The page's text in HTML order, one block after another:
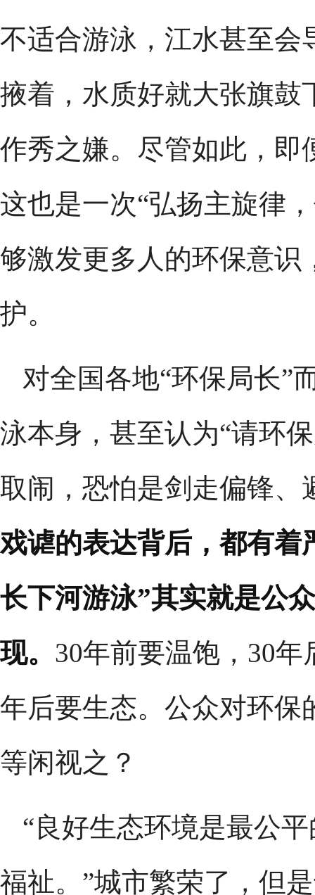
不适合游泳，江水甚至会
掖着，水质好就大张旗鼓
作秀之嫌。尽管如此，即
这也是一次“弘扬主旋律
够激发更多人的环保意识
护。
对全国各地“环保局长”
泳本身，甚至认为“请环
取闹，恐怕是剑走偏锋、
戏谑的表达背后，都有着
长下河游泳”其实就是公
现。 30年前要温饱，30
年后要生态。公众对环保
等闲视之？
“良好生态环境是最公
福祉。”城市繁荣了，但